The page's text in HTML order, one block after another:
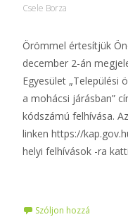
Csele Borza
Örömmel értesítjük
december 2-án
Egyesület „Települési
a mohácsi járásban”
kódszámú felhívása.
linken https://
helyi felhívások -ra
Szóljon hozzá